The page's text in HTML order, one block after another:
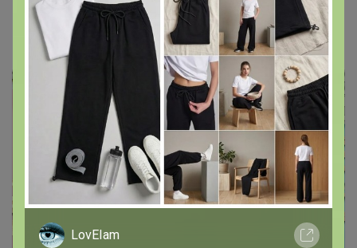
СИМА-LAND. Аналог ЛЕОНАРДО
LovEIam